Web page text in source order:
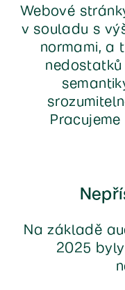
Webové
v souladu s
normami, a
Na základě
2025